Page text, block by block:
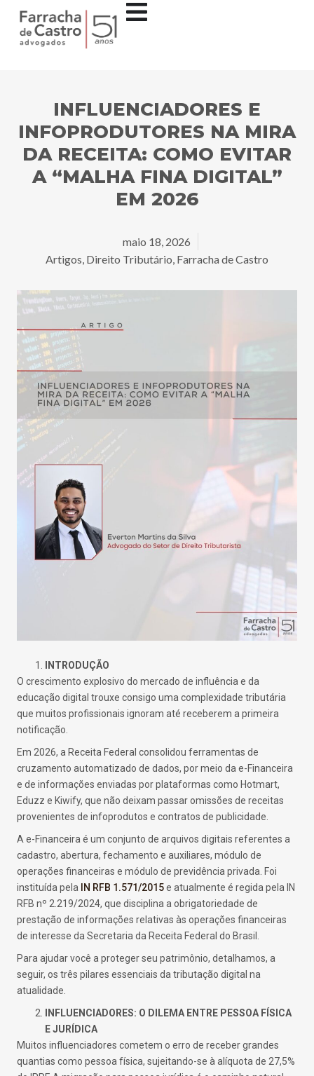
INFLUENCIADORES E
INFOPRODUTORES NA MIRA
DA RECEITA: COMO EVITAR
A “MALHA FINA DIGITAL”
EM 2026
maio 18, 2026
Artigos, Direito Tributário, Farracha de Castro
INTRODUÇÃO
O crescimento explosivo do mercado de influência e da
educação digital trouxe consigo uma complexidade tributária
que muitos profissionais ignoram até receberem a primeira
notificação.
Em 2026, a Receita Federal consolidou ferramentas de
cruzamento automatizado de dados, por meio da e-Financeira
e de informações enviadas por plataformas como Hotmart,
Eduzz e Kiwify, que não deixam passar omissões de receitas
provenientes de infoprodutos e contratos de publicidade.
A e-Financeira é um conjunto de arquivos digitais referentes a
cadastro, abertura, fechamento e auxiliares, módulo de
operações financeiras e módulo de previdência privada. Foi
instituída pela
IN RFB 1.571/2015e atualmente é regida pela IN
RFB nº 2.219/2024, que disciplina a obrigatoriedade de
prestação de informações relativas às operações financeiras
de interesse da Secretaria da Receita Federal do Brasil.
Para ajudar você a proteger seu patrimônio, detalhamos, a
seguir, os três pilares essenciais da tributação digital na
atualidade.
INFLUENCIADORES: O DILEMA ENTRE PESSOA FÍSICA
E JURÍDICA
Muitos influenciadores cometem o erro de receber grandes
quantias como pessoa física, sujeitando-se à alíquota de 27,5%